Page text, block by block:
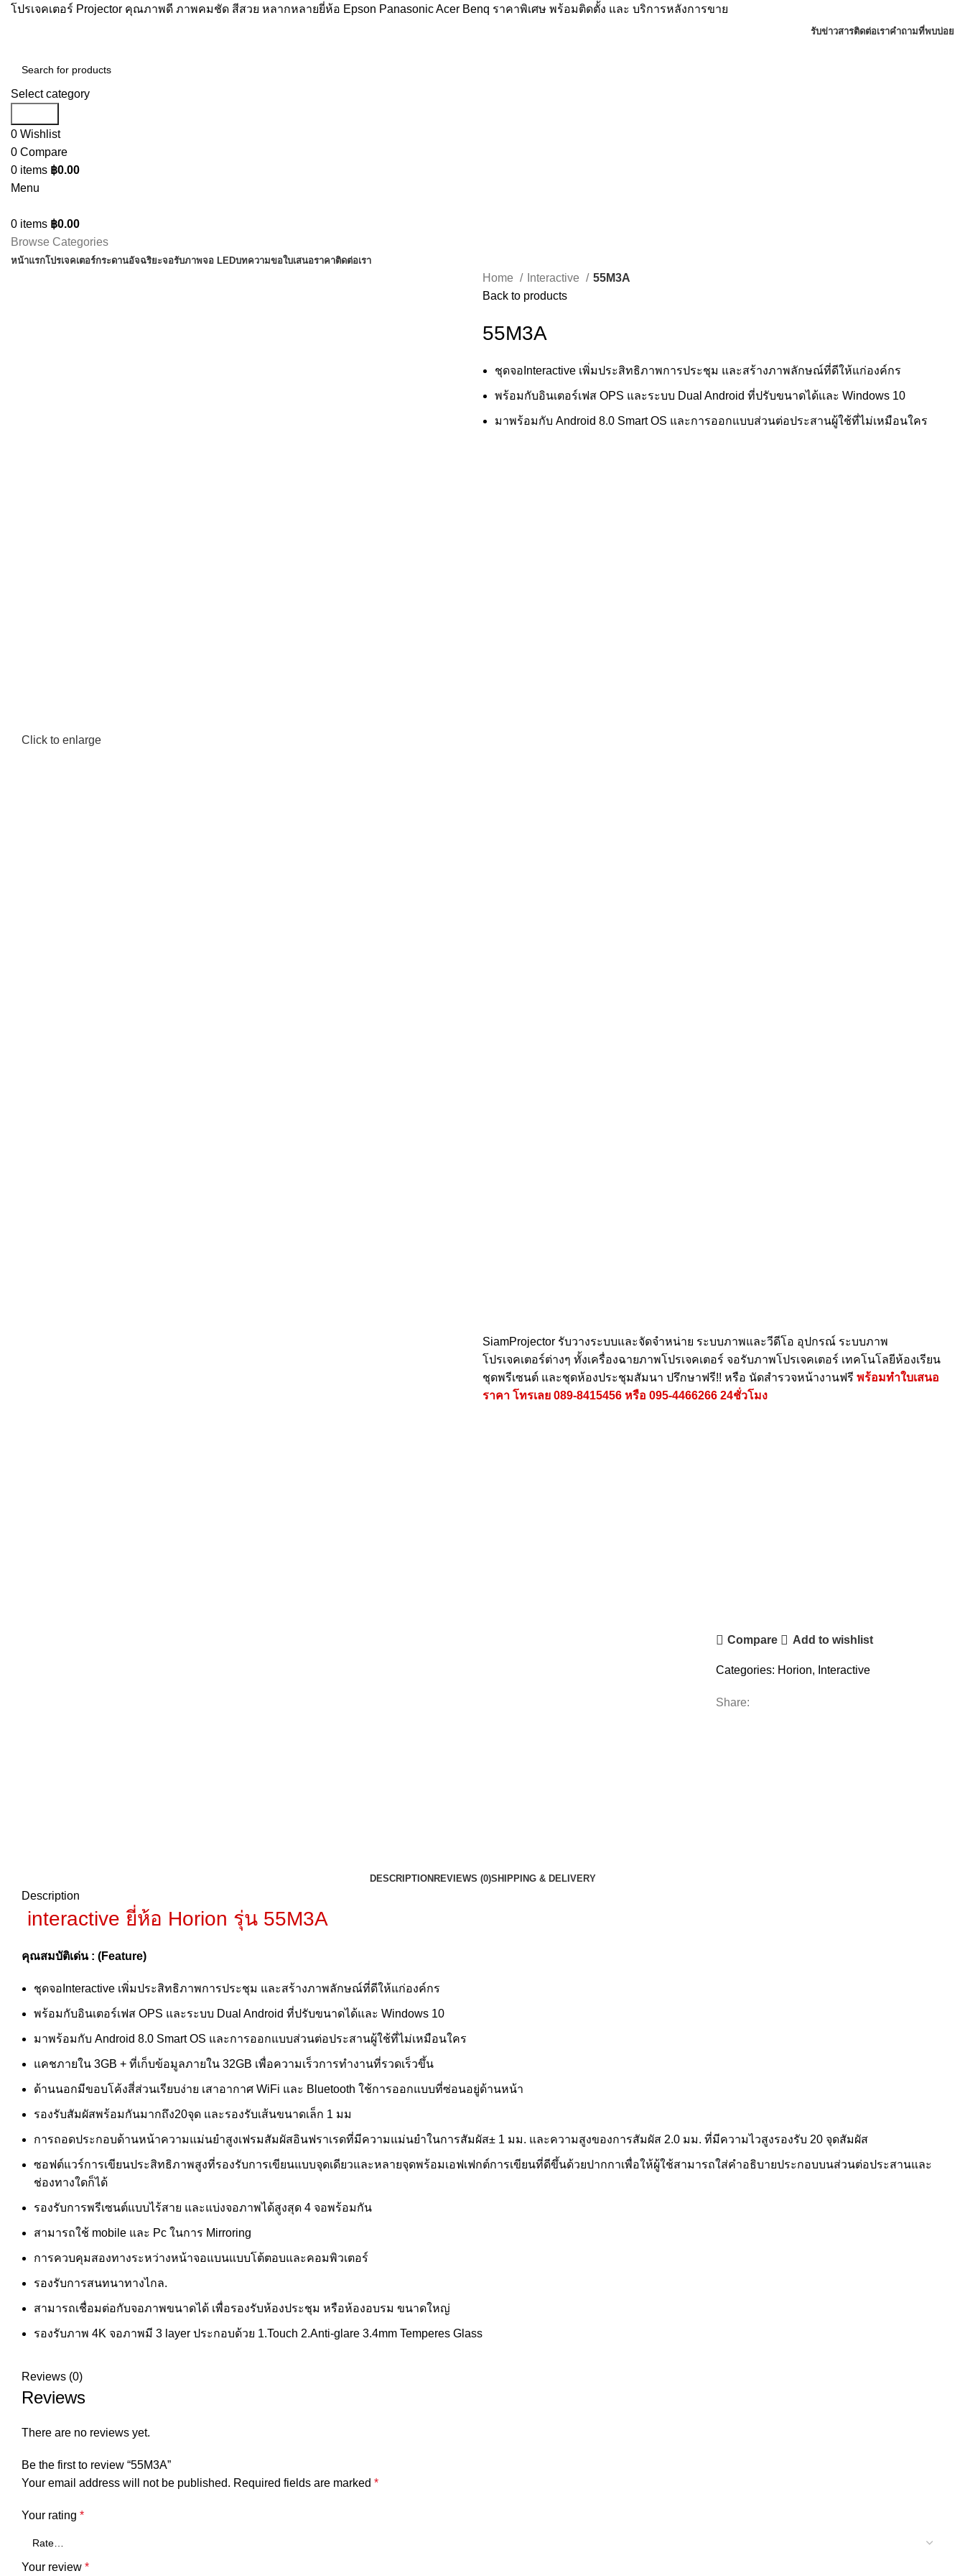
โปรเจคเตอร์ Projector คุณภาพดี ภาพคมชัด สีสวย หลากหลายยี่ห้อ Epson Panasonic Acer Benq ราคาพิเศษ พร้อมติดตั้ง และ บริการหลังการขาย
รับข่าวสารติดต่อเราคำถามที่พบบ่อย
Select category
0 Wishlist
0 Compare
0 items ฿0.00
Menu
0 items ฿0.00
Browse Categories
หน้าแรกโปรเจคเตอร์กระดานอัจฉริยะจอรับภาพจอ LEDบทความขอใบเสนอราคาติดต่อเรา
Click to enlarge
Home Interactive
55M3A
Back to products
55M3A
ชุดจอInteractive เพิ่มประสิทธิภาพการประชุม และสร้างภาพลักษณ์ที่ดีให้แก่องค์กร
พร้อมกับอินเตอร์เฟส OPS และระบบ Dual Android ที่ปรับขนาดได้และ Windows 10
มาพร้อมกับ Android 8.0 Smart OS และการออกแบบส่วนต่อประสานผู้ใช้ที่ไม่เหมือนใคร
SiamProjector รับวางระบบและจัดจำหน่าย ระบบภาพและวีดีโอ อุปกรณ์ ระบบภาพ
โปรเจคเตอร์ต่างๆ ทั้งเครื่องฉายภาพโปรเจคเตอร์ จอรับภาพโปรเจคเตอร์ เทคโนโลยีห้องเรียน
ชุดพรีเซนต์ และชุดห้องประชุมสัมนา ปรึกษาฟรี!! หรือ นัดสำรวจหน้างานฟรี พร้อมทำใบเสนอ
ราคา โทรเลย 089-8415456 หรือ 095-4466266 24ชั่วโมง
Compare Add to wishlist
Categories: Horion, Interactive
Share:
DESCRIPTIONREVIEWS (0)SHIPPING & DELIVERY
Description
interactive ยี่ห้อ Horion รุ่น 55M3A
คุณสมบัติเด่น : (Feature)
ชุดจอInteractive เพิ่มประสิทธิภาพการประชุม และสร้างภาพลักษณ์ที่ดีให้แก่องค์กร
พร้อมกับอินเตอร์เฟส OPS และระบบ Dual Android ที่ปรับขนาดได้และ Windows 10
มาพร้อมกับ Android 8.0 Smart OS และการออกแบบส่วนต่อประสานผู้ใช้ที่ไม่เหมือนใคร
แคชภายใน 3GB + ที่เก็บข้อมูลภายใน 32GB เพื่อความเร็วการทำงานที่รวดเร็วขึ้น
ด้านนอกมีขอบโค้งสี่ส่วนเรียบง่าย เสาอากาศ WiFi และ Bluetooth ใช้การออกแบบที่ซ่อนอยู่ด้านหน้า
รองรับสัมผัสพร้อมกันมากถึง20จุด และรองรับเส้นขนาดเล็ก 1 มม
การถอดประกอบด้านหน้าความแม่นยำสูงเฟรมสัมผัสอินฟราเรดที่มีความแม่นยำในการสัมผัส± 1 มม. และความสูงของการสัมผัส 2.0 มม. ที่มีความไวสูงรองรับ 20 จุดสัมผัส
ซอฟต์แวร์การเขียนประสิทธิภาพสูงที่รองรับการเขียนแบบจุดเดียวและหลายจุดพร้อมเอฟเฟกต์การเขียนที่ดีขึ้นด้วยปากกาเพื่อให้ผู้ใช้สามารถใส่คำอธิบายประกอบบนส่วนต่อประสานและ
ช่องทางใดก็ได้
รองรับการพรีเซนต์แบบไร้สาย และแบ่งจอภาพได้สูงสุด 4 จอพร้อมกัน
สามารถใช้ mobile และ Pc ในการ Mirroring
การควบคุมสองทางระหว่างหน้าจอแบนแบบโต้ตอบและคอมพิวเตอร์
รองรับการสนทนาทางไกล.
สามารถเชื่อมต่อกับจอภาพขนาดได้ เพื่อรองรับห้องประชุม หรือห้องอบรม ขนาดใหญ่
รองรับภาพ 4K จอภาพมี 3 layer ประกอบด้วย 1.Touch 2.Anti-glare 3.4mm Temperes Glass
Reviews (0)
Reviews
There are no reviews yet.
Be the first to review “55M3A”
Your email address will not be published. Required fields are marked *
Your rating *
Your review *